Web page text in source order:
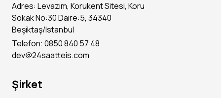
Adres: Levazım, Korukent Sitesi, Koru
Sokak No:30 Daire:5, 34340
Beşiktaş/Istanbul
Telefon: 0850 840 57 48
dev@24saatteis.com
Şirket